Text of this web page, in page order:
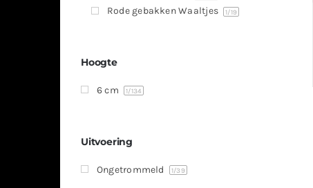
Rode gebakken Waaltjes 1/19
Hoogte
6 cm 1/134
Uitvoering
Ongetrommeld 1/39